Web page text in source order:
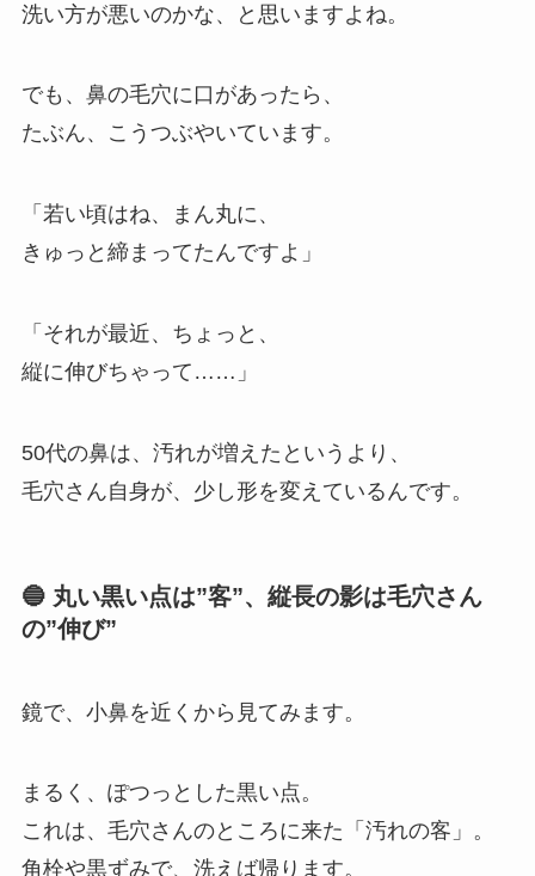
洗い方が悪いのかな、と思いますよね。
でも、鼻の毛穴に口があったら、
たぶん、こうつぶやいています。
「若い頃はね、まん丸に、
きゅっと締まってたんですよ」
「それが最近、ちょっと、
縦に伸びちゃって……」
50代の鼻は、汚れが増えたというより、
毛穴さん自身が、少し形を変えているんです。
🔵 丸い黒い点は”客”、縦長の影は毛穴さん
の”伸び”
鏡で、小鼻を近くから見てみます。
まるく、ぽつっとした黒い点。
これは、毛穴さんのところに来た「汚れの客」。
角栓や黒ずみで、洗えば帰ります。